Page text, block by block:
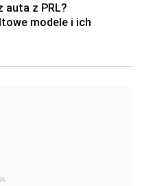
auta z PRL?
modele i ich